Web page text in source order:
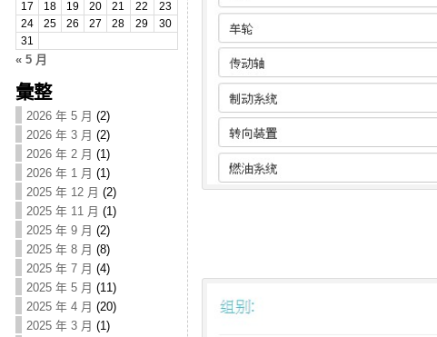
17
18 19 20 21 22
23
24
25 26 27 28 29
30
31
« 5 月
彙整
2026 年 5 月 (2)
2026 年 3 月 (2)
2026 年 2 月 (1)
2026 年 1 月 (1)
2025 年 12 月 (2)
2025 年 11 月 (1)
2025 年 9 月 (2)
2025 年 8 月 (8)
2025 年 7 月 (4)
2025 年 5 月 (11)
2025 年 4 月 (20)
2025 年 3 月 (1)